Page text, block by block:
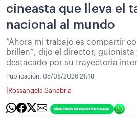
cineasta que lleva el
nacional al mundo
“Ahora mi trabajo es compartir
brillen”, dijo el director,
destacado por su trayectoria
Publicación: 05/08/2026 21:18
Rossangela Sanabria